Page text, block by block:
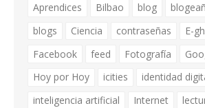
Aprendices Bilbao blog
blogs
Ciencia contraseñas E-
Facebook
feed Fotografía
Hoy por Hoy
icities
identidad
inteligencia artificial
Internet